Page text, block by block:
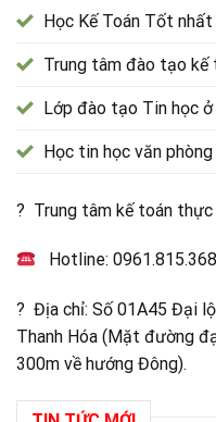
Học Kế Toán Tốt nhất
Trung tâm đào tạo kế
Lớp đào tạo Tin học ở
Học tin học văn
? Trung tâm kế toán
Hotline:0961.815.368
? Địa chỉ: Số 01A45 Đại
Thanh Hóa (Mặt đường
300m về hướng Đông).